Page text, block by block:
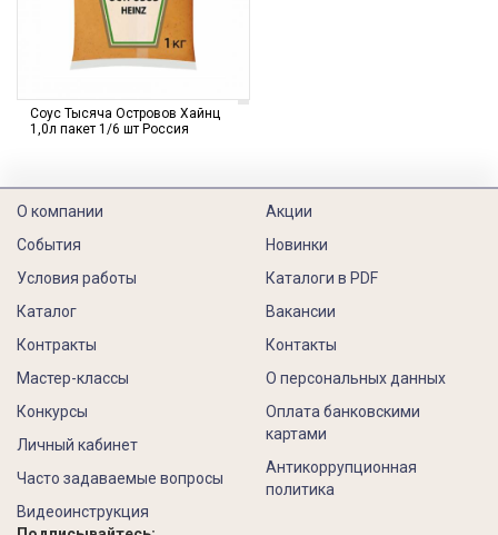
Соус Тысяча Островов Хайнц
1,0л пакет 1/6 шт Россия
О компании
События
Условия работы
Каталог
Контракты
Акции
Новинки
Каталоги в PDF
Вакансии
Контакты
Мастер-классы
Конкурсы
Личный кабинет
Часто задаваемые вопросы
Видеоинструкция
О персональных данных
Оплата банковскими
картами
Антикоррупционная
политика